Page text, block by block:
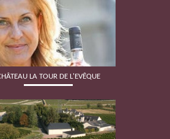
CHÂTEAU LA TOUR DE L'EVÊQUE